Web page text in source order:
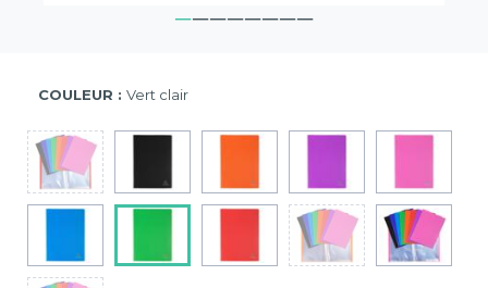
COULEUR : Vert clair